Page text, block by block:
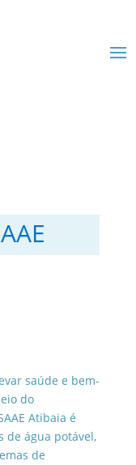
saúde e bem-
do
Atibaia é
de água potável,
de